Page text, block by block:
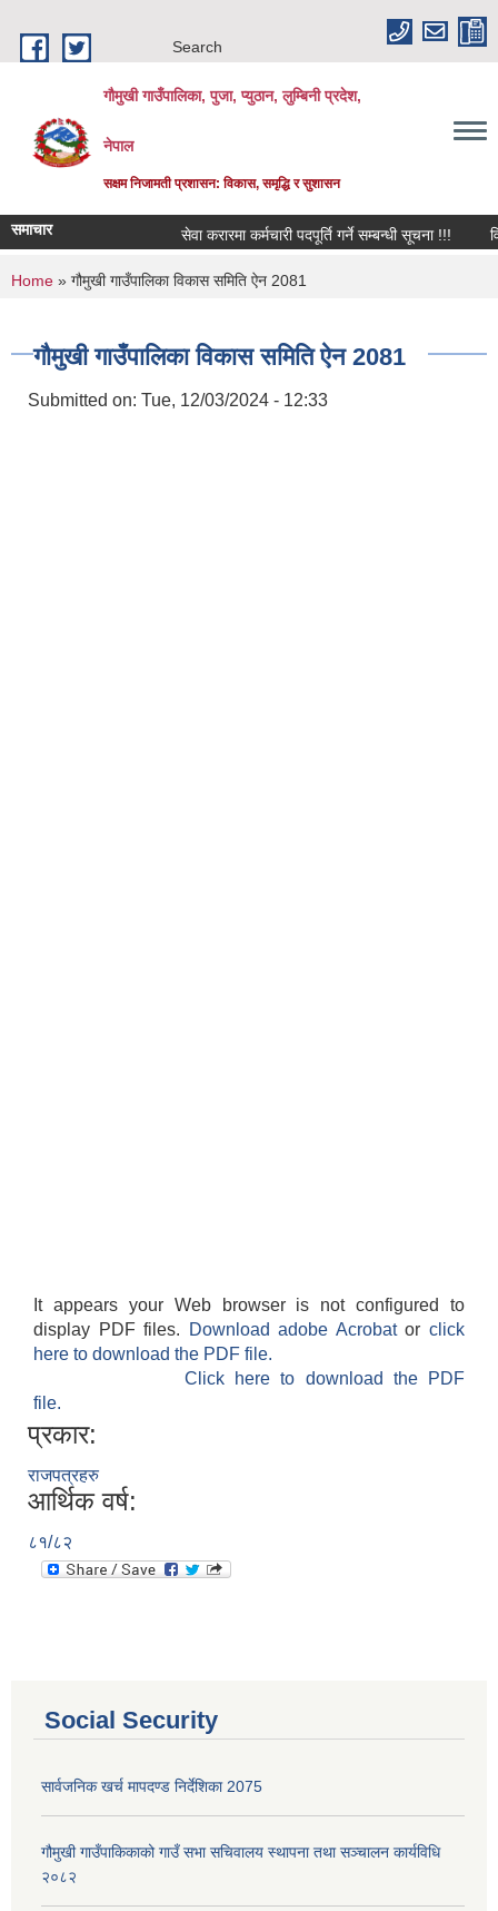
Search
गौमुखी गाउँपालिका, पुजा, प्युठान, लुम्बिनी प्रदेश,
नेपाल
सक्षम निजामती प्रशासन: विकास, समृद्धि र सुशासन
समाचार सेवा करारमा कर्मचारी पदपूर्ति गर्ने सम्बन्धी सूचना !!!
You are here
Home » गौमुखी गाउँपालिका विकास समिति ऐन 2081
गौमुखी गाउँपालिका विकास समिति ऐन 2081
Submitted on: Tue, 12/03/2024 - 12:33
It appears your Web browser is not configured to
display PDF files.
Download adobe Acrobatorclick
here to download the PDF file.
Click here to download the PDF
file.
प्रकार:
राजपत्रहरु
आर्थिक वर्ष:
८१/८२
Social Security
सार्वजनिक खर्च मापदण्ड निर्देशिका 2075
गौमुखी गाउँपाकिकाको गाउँ सभा सचिवालय स्थापना तथा सञ्चालन कार्यविधि
२०८२